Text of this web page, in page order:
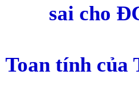
sai cho
Toan tính của